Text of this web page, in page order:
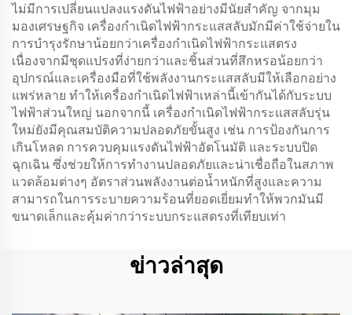
ไม่มีการเปลี่ยนแปลงแรงดันไฟฟ้าอย่างมีนัยสำคัญ จากมุม
มองเศรษฐกิจ เครื่องกำเนิดไฟฟ้ากระแสสลับมักมีค่าใช้จ่ายใน
การบำรุงรักษาน้อยกว่าเครื่องกำเนิดไฟฟ้ากระแสตรง
เนื่องจากมีชุดแปรงที่ง่ายกว่าและชิ้นส่วนที่สึกหรอน้อยกว่า
อุปกรณ์และเครื่องมือที่ใช้พลังงานกระแสสลับมีให้เลือกอย่าง
แพร่หลาย ทำให้เครื่องกำเนิดไฟฟ้าเหล่านี้เข้ากันได้กับระบบ
ไฟฟ้าส่วนใหญ่ นอกจากนี้ เครื่องกำเนิดไฟฟ้ากระแสสลับรุ่น
ใหม่ยังมีคุณสมบัติความปลอดภัยขั้นสูง เช่น การป้องกันการ
เกินโหลด การควบคุมแรงดันไฟฟ้าอัตโนมัติ และระบบปิด
ฉุกเฉิน ซึ่งช่วยให้การทำงานปลอดภัยและน่าเชื่อถือในสภาพ
แวดล้อมต่างๆ อัตราส่วนพลังงานต่อน้ำหนักที่สูงและความ
สามารถในการระบายความร้อนที่ยอดเยี่ยมทำให้พวกมันมี
ขนาดเล็กและคุ้มค่ากว่าระบบกระแสตรงที่เทียบเท่า
ข่าวล่าสุด